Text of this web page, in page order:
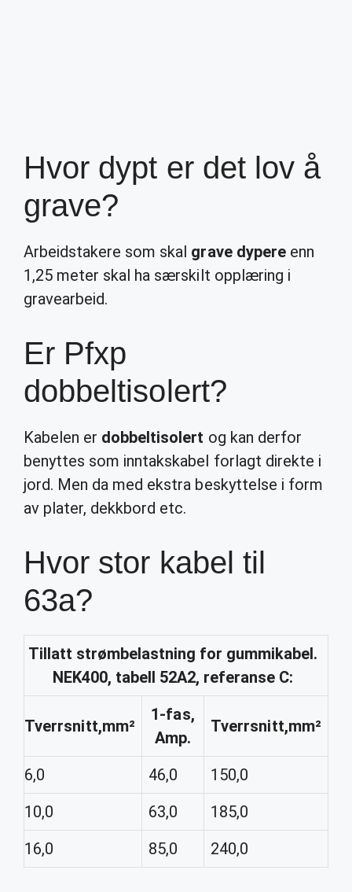
Hvor dypt er det lov å
grave?
Arbeidstakere som skal grave dypereenn
1,25 meter skal ha særskilt opplæring i
gravearbeid.
Er Pfxp
dobbeltisolert?
Kabelen er dobbeltisolert og kan derfor
benyttes som inntakskabel forlagt direkte i
jord. Men da med ekstra beskyttelse i form
av plater, dekkbord etc.
Hvor stor kabel til
63a?
Tillatt strømbelastning for gummikabel.
NEK400, tabell 52A2, referanse C:
Tverrsnitt,mm²
1-fas,
Amp.
Tverrsnitt,mm²
6,0 46,0
150,0
10,0
63,0
185,0
16,0
85,0 240,0